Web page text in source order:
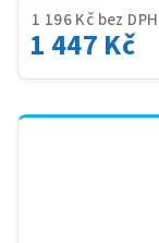
1 196 Kč bez DPH
1 447 Kč